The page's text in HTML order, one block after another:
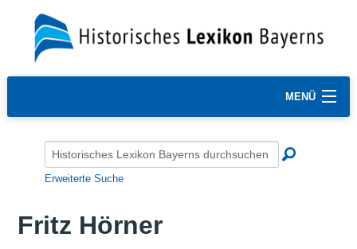
MENÜ
Erweiterte Suche
Fritz Hörner